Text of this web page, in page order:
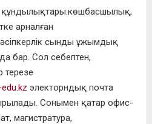
құндылықтары:көшбасшылық,
арналған
әсіпкерлік сынды ұжымдық
бар. Сол себептен,
терезе
электорндық почта
Сонымен қатар офис-
магистратура,